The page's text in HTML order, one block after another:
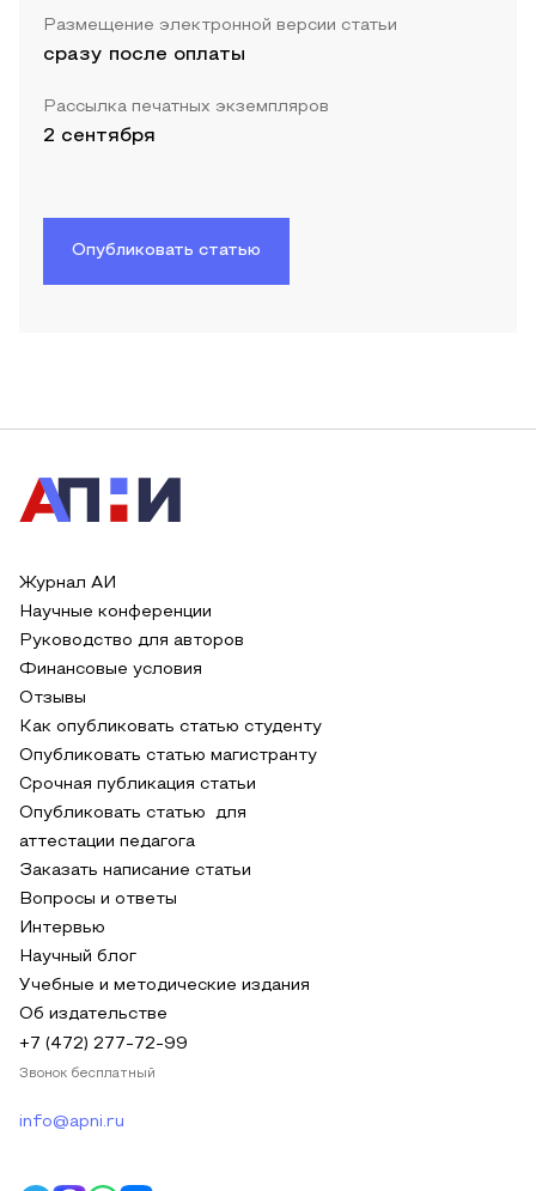
Размещение электронной версии статьи
сразу после оплаты
Рассылка печатных экземпляров
2 сентября
Опубликовать статью
Журнал АИ
Научные конференции
Руководство для авторов
Финансовые условия
Отзывы
Как опубликовать статью студенту
Опубликовать статью магистранту
Срочная публикация статьи
Опубликовать статью для
аттестации педагога
Заказать написание статьи
Вопросы и ответы
Интервью
Научный блог
Учебные и методические издания
Об издательстве
+7 (472) 277-72-99
Звонок бесплатный
info@apni.ru